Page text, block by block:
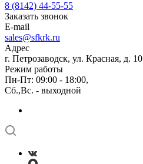
8 (8142) 44-55-55
Заказать звонок
E-mail
sales@sfkrk.ru
Адрес
г. Петрозаводск, ул. Красная, д. 10
Режим работы
Пн-Пт: 09:00 - 18:00,
Сб.,Вс. - выходной